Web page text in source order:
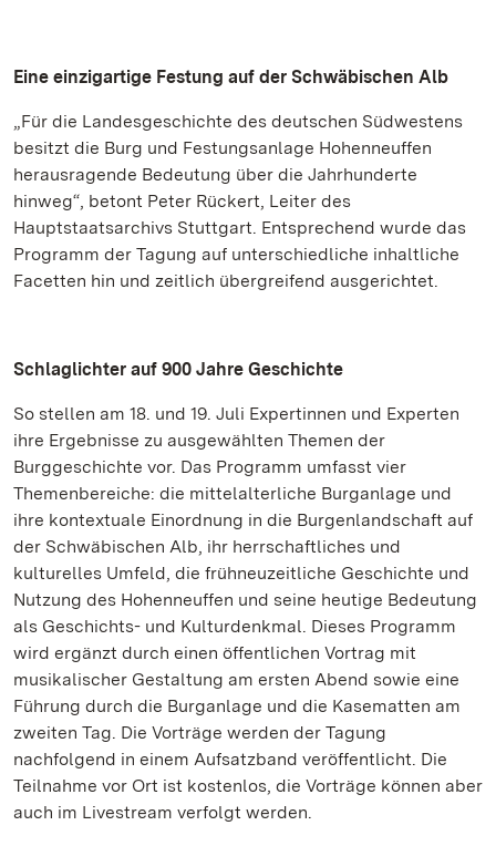
Eine einzigartige Festung auf der Schwäbischen Alb
„Für die Landesgeschichte des deutschen Südwestens
besitzt die Burg und Festungsanlage Hohenneuffen
herausragende Bedeutung über die Jahrhunderte
hinweg“, betont Peter Rückert, Leiter des
Hauptstaatsarchivs Stuttgart. Entsprechend wurde das
Programm der Tagung auf unterschiedliche inhaltliche
Facetten hin und zeitlich übergreifend ausgerichtet.
Schlaglichter auf 900 Jahre Geschichte
So stellen am 18. und 19. Juli Expertinnen und Experten
ihre Ergebnisse zu ausgewählten Themen der
Burggeschichte vor. Das Programm umfasst vier
Themenbereiche: die mittelalterliche Burganlage und
ihre kontextuale Einordnung in die Burgenlandschaft auf
der Schwäbischen Alb, ihr herrschaftliches und
kulturelles Umfeld, die frühneuzeitliche Geschichte und
Nutzung des Hohenneuffen und seine heutige Bedeutung
als Geschichts- und Kulturdenkmal. Dieses Programm
wird ergänzt durch einen öffentlichen Vortrag mit
musikalischer Gestaltung am ersten Abend sowie eine
Führung durch die Burganlage und die Kasematten am
zweiten Tag. Die Vorträge werden der Tagung
nachfolgend in einem Aufsatzband veröffentlicht. Die
Teilnahme vor Ort ist kostenlos, die Vorträge können aber
auch im Livestream verfolgt werden.